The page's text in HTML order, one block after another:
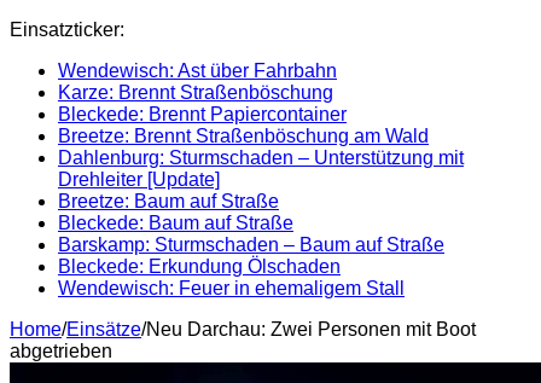
Einsatzticker:
Wendewisch: Ast über Fahrbahn
Karze: Brennt Straßenböschung
Bleckede: Brennt Papiercontainer
Breetze: Brennt Straßenböschung am Wald
Dahlenburg: Sturmschaden – Unterstützung mit
Drehleiter [Update]
Breetze: Baum auf Straße
Bleckede: Baum auf Straße
Barskamp: Sturmschaden – Baum auf Straße
Bleckede: Erkundung Ölschaden
Wendewisch: Feuer in ehemaligem Stall
Home/Einsätze/Neu Darchau: Zwei Personen mit Boot
abgetrieben